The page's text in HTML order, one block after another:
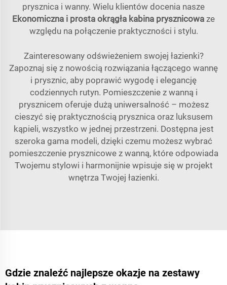
prysznica i wanny. Wielu klientów docenia nasze
Ekonomiczna i prosta okrągła kabina prysznicowa ze
względu na połączenie praktyczności i stylu.
Zainteresowany odświeżeniem swojej łazienki?
Zapoznaj się z nowością rozwiązania łączącego wannę
i prysznic, aby poprawić wygodę i elegancję
codziennych rutyn. Pomieszczenie z wanną i
prysznicem oferuje dużą uniwersalność – możesz
cieszyć się praktycznością prysznica oraz luksusem
kąpieli, wszystko w jednej przestrzeni. Dostępna jest
szeroka gama modeli, dzięki czemu możesz wybrać
pomieszczenie prysznicowe z wanną, które odpowiada
Twojemu stylowi i harmonijnie wpisuje się w projekt
wnętrza Twojej łazienki.
Gdzie znaleźć najlepsze okazje na zestawy